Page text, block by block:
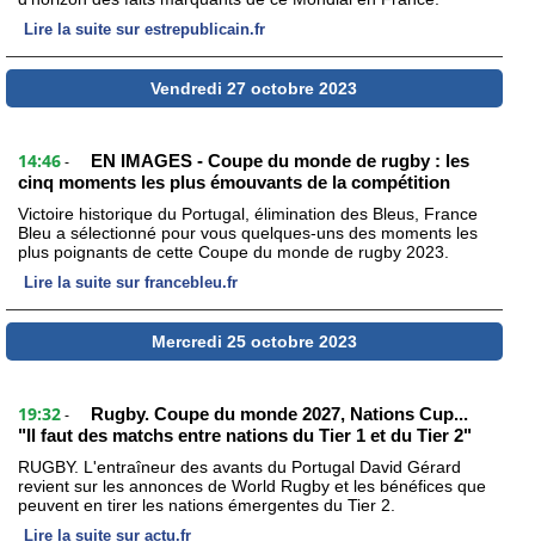
Lire la suite sur estrepublicain.fr
Vendredi 27 octobre 2023
14:46 -
EN IMAGES - Coupe du monde de rugby : les
cinq moments les plus émouvants de la compétition
Victoire historique du Portugal, élimination des Bleus, France
Bleu a sélectionné pour vous quelques-uns des moments les
plus poignants de cette Coupe du monde de rugby 2023.
Lire la suite sur francebleu.fr
Mercredi 25 octobre 2023
19:32 -
Rugby. Coupe du monde 2027, Nations Cup...
"Il faut des matchs entre nations du Tier 1 et du Tier 2"
RUGBY. L'entraîneur des avants du Portugal David Gérard
revient sur les annonces de World Rugby et les bénéfices que
peuvent en tirer les nations émergentes du Tier 2.
Lire la suite sur actu.fr